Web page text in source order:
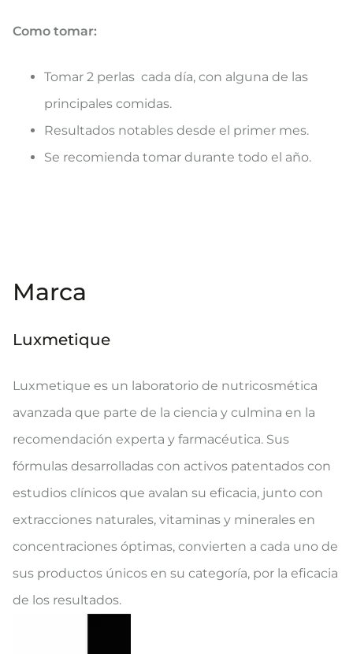
Como tomar:
Tomar 2 perlas cada día, con alguna de las
principales comidas.
Resultados notables desde el primer mes.
Se recomienda tomar durante todo el año.
Marca
Luxmetique
Luxmetique es un laboratorio de nutricosmética
avanzada que parte de la ciencia y culmina en la
recomendación experta y farmacéutica. Sus
fórmulas desarrolladas con activos patentados con
estudios clínicos que avalan su eficacia, junto con
extracciones naturales, vitaminas y minerales en
concentraciones óptimas, convierten a cada uno de
sus productos únicos en su categoría, por la eficacia
de los resultados.